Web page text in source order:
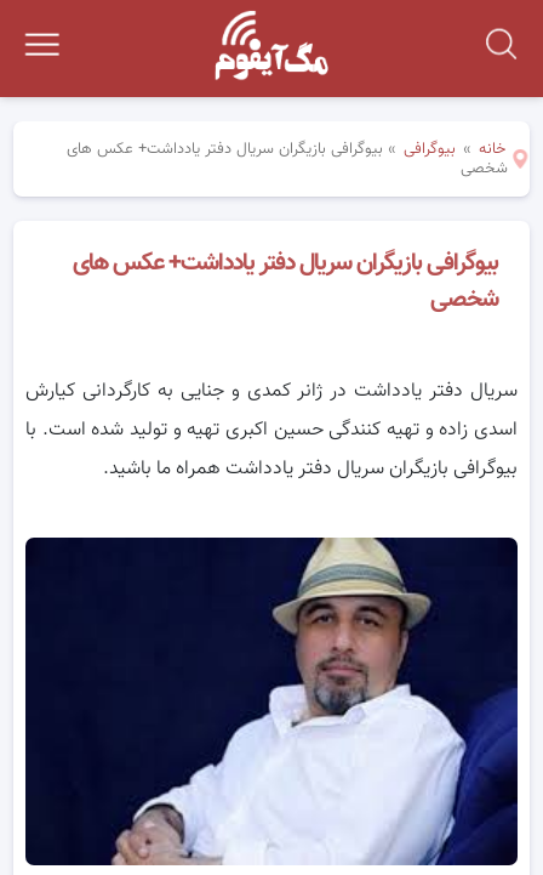
خانه » بیوگرافی » بیوگرافی بازیگران سریال دفتر یادداشت+ عکس های
شخصی
بیوگرافی بازیگران سریال دفتر یادداشت+ عکس های
شخصی
سریال دفتر یادداشت در ژانر کمدی و جنایی به کارگردانی کیارش
اسدی زاده و تهیه کنندگی حسین اکبری تهیه و تولید شده است. با
بیوگرافی بازیگران سریال دفتر یادداشت همراه ما باشید.